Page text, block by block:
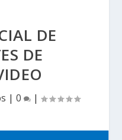
DE
DE
| 0 |